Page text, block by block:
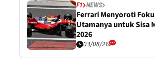
F1 NEWS
Ferrari Menyoroti
Utamanya untuk Sisa
2026
03/08/26